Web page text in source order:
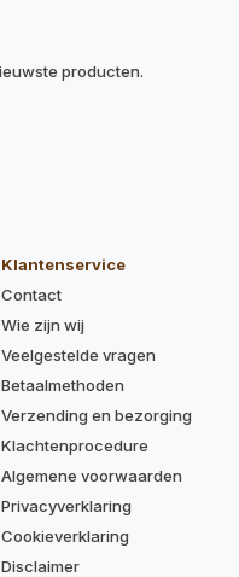
producten.
Klantenservice
Contact
Wie zijn wij
Veelgestelde vragen
Betaalmethoden
Verzending en bezorging
Klachtenprocedure
Algemene voorwaarden
Privacyverklaring
Cookieverklaring
Disclaimer